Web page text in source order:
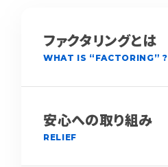
ファクタリングとは
WHAT IS “FACTORING” ?
安心への取り組み
RELIEF